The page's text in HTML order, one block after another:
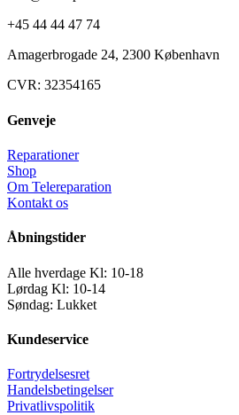
+45 44 44 47 74
Amagerbrogade 24, 2300 København
CVR: 32354165
Genveje
Reparationer
Shop
Om Telereparation
Kontakt os
Åbningstider
Alle hverdage Kl: 10-18
Lørdag Kl: 10-14
Søndag: Lukket
Kundeservice
Fortrydelsesret
Handelsbetingelser
Privatlivspolitik